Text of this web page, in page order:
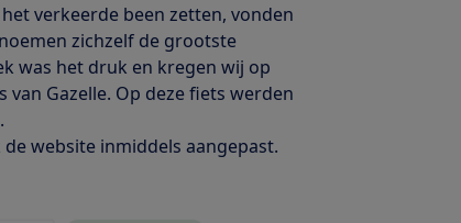
verkeerde been zetten, vonden
zichzelf de grootste
was het druk en kregen wij op
Gazelle. Op deze fiets werden
website inmiddels aangepast.